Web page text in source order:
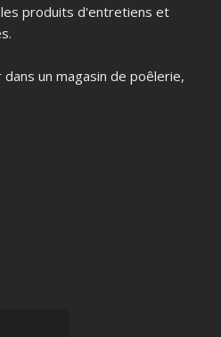
produits d'entretiens et
un magasin de poêlerie,